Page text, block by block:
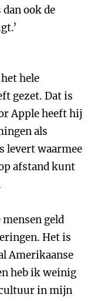
ook de
hele
gezet. Dat is
Apple heeft hij
als
levert waarmee
afstand kunt
geld
Het is
Amerikaanse
heb ik weinig
in mijn